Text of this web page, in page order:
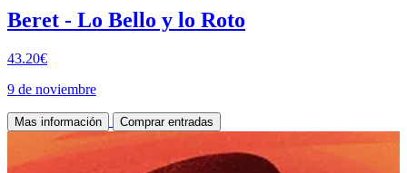
Beret - Lo Bello y lo Roto
43.20€
9 de noviembre
Mas información Comprar entradas